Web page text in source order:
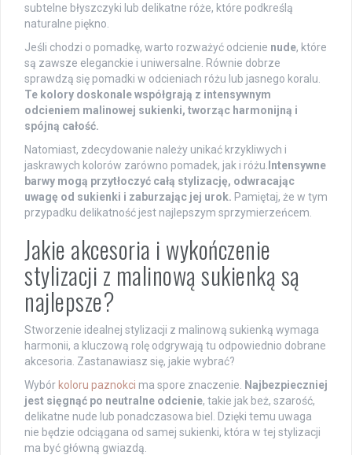
subtelne błyszczyki lub delikatne róże, które podkreślą
naturalne piękno.
Jeśli chodzi o pomadkę, warto rozważyć odcienie nude, które
są zawsze eleganckie i uniwersalne. Równie dobrze
sprawdzą się pomadki w odcieniach różu lub jasnego koralu.
Te kolory doskonale współgrają z intensywnym
odcieniem malinowej sukienki, tworząc harmonijną i
spójną całość.
Natomiast, zdecydowanie należy unikać krzykliwych i
jaskrawych kolorów zarówno pomadek, jak i różu. Intensywne
barwy mogą przytłoczyć całą stylizację, odwracając
uwagę od sukienki i zaburzając jej urok. Pamiętaj, że w tym
przypadku delikatność jest najlepszym sprzymierzeńcem.
Jakie akcesoria i wykończenie
stylizacji z malinową sukienką są
najlepsze?
Stworzenie idealnej stylizacji z malinową sukienką wymaga
harmonii, a kluczową rolę odgrywają tu odpowiednio dobrane
akcesoria. Zastanawiasz się, jakie wybrać?
Wybór koloru paznokci ma spore znaczenie.
Najbezpieczniej
jest sięgnąć po neutralne odcienie, takie jak beż, szarość,
delikatne nude lub ponadczasowa biel. Dzięki temu uwaga
nie będzie odciągana od samej sukienki, która w tej stylizacji
ma być główną gwiazdą.